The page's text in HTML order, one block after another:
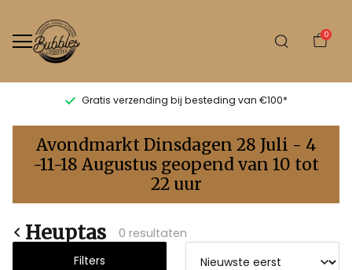
0
Gratis verzending bij besteding van €100*
Heuptas
Bubbles
Sluis
Avondmarkt Dinsdagen 28 Juli - 4
-11-18 Augustus geopend van 10 tot
22 uur
Heuptas
0 resultaten
Filters